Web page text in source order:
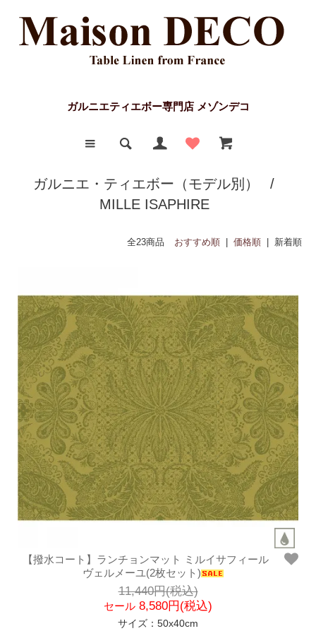
ガルニエティエボー専門店 メゾンデコ
ガルニエ・ティエボー（モデル別）
/
MILLE ISAPHIRE
全23商品 おすすめ順 価格順 | 新着順
【撥水コート】ランチョンマット ミルイサフィール
ヴェルメーユ(2枚セット)
11,440円(税込)
セール 8,580円(税込)
サイズ：50x40cm